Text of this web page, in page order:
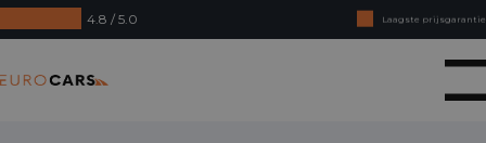
4.8 / 5.0
Online kopen, niet goed geld terug
Financial lease - Soepele acceptatie